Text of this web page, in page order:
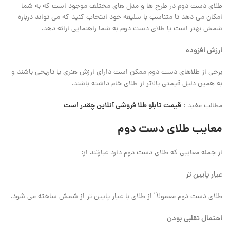
طلای دست دوم در طرح ‌ها و مدل ‌های مختلف موجود است که به شما
امکان می ‌دهد تا متناسب با سلیقه خود انتخاب کنید که می تواند درباره
شمش بهتر است یا طلای دست دوم به شما راهنمایی ارائه دهد.
ارزش افزوده
برخی از طلا‌های دست دوم ممکن است دارای ارزش هنری یا تاریخی باشند و
به همین دلیل قیمتی بالاتر از طلای خام داشته باشند.
مطالب مفید : قیمت تابلو طلا فروشی آنلاین چقدر است
معایب طلای دست دوم
از جمله معایبی که طلای دست دوم دارد عبارتند از:
عیار پایین ‌تر
طلای دست دوم معمولا” از طلای با عیار پایین ‌تر از شمش ساخته می ‌شود.
احتمال تقلبی بودن